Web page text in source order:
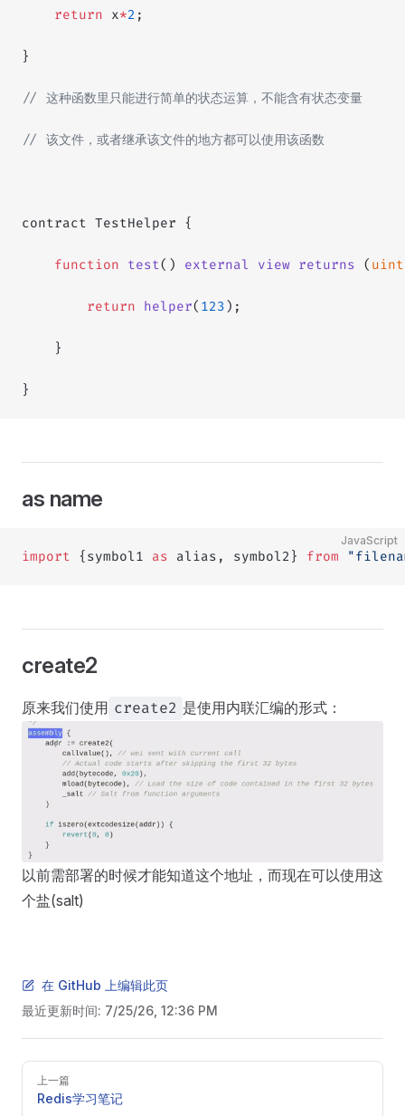
return x*2 ;
}
// 这种函数里只能进行简单的状态运算，不能含有状态变量
// 该文件，或者继承该文件的地方都可以使用该函数
contract TestHelper {
function test() external view returns ( uint
return helper( 123 );
}
}
as name
JavaScript
import {symbol1 as alias, symbol2} from
create2
原来我们使用 create2 是使用内联汇编的形式：
以前需部署的时候才能知道这个地址，而现在可以使用这
个盐(salt)
在 GitHub 上编辑此页
最近更新时间: 7/25/26, 12:36 PM
Pager
上一篇
Redis学习笔记